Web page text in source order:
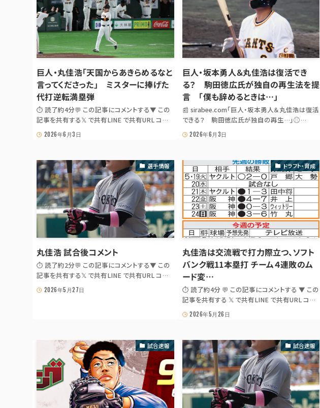
巨人・丸佳浩「天国からあきらめるなと
言ってくださった」 ミスターに捧げた
代打逆転満塁弾
⏱ 読了約4分💬 この記事にコメントする▼ この
記事を共有する𝕏 で共有LINE で共有URL コピ
ーJS が無効の場合は出典記事 URL を共有: 𝕏 ·
LINE 📰 スポニチ 野球 巨人 filter⚾ GIANTS
なと言ってくださった」 ミ...
2026年6月3日
巨人・坂本勇人＆丸佳浩は復活でき
る？ 駒田徳広氏が独自の再生法を提
言 「僕も辞めるときは…」
📰 sirabee.com「巨人・坂本勇人＆丸佳浩は復活
できる？ 駒田徳広氏が独自の再生…」⚾
GIANTS NEWS DIGEST 巨人・坂本勇人＆丸佳
浩は復活できる？ 駒田徳広氏が独自の再生法
sirabee.com「巨人・坂本勇人＆丸佳浩は...
2026年6月3日
選手情報
丸佳浩 試合後コメント
⏱ 読了約2分💬 この記事にコメントする▼ この
記事を共有する𝕏 で共有LINE で共有URL コピ
ーJS が無効の場合は出典記事 URL を共有: 𝕏 ·
LINE 📰 報知新聞 / スポーツ報知巨人班X⚾
2026年5月27日
ドラフト・育成
丸佳浩は交流戦で打力際立つ、ソフト
バンク戦11本塁打 チーム４連敗のム
ード変…
⏱ 読了約4分 💬 この記事にコメントする ▼ この
記事を共有する 𝕏 で共有LINE で共有URL コピ
ー JS が無効の場合は出典記事 URL を共有: 𝕏
· LINE 📰 日刊スポーツ 巨人⚾ GIANTS FARM
ソフトバンク戦11💥 本塁...
2026年5月26日
試合速報 試合速報